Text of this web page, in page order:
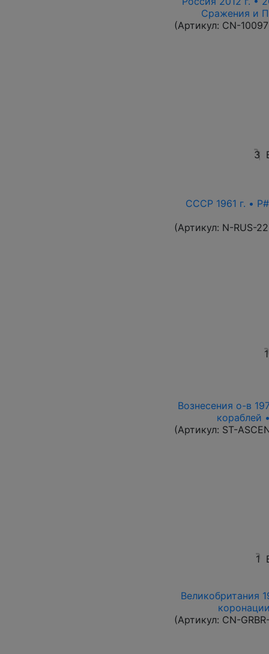
Сражения и
(Артикул: CN-10097
3
СССР 1961 г. •
(Артикул: N-RUS-
1
Вознесения о-в
кораблей
(Артикул: ST-
1
Великобритания
(Артикул: CN-